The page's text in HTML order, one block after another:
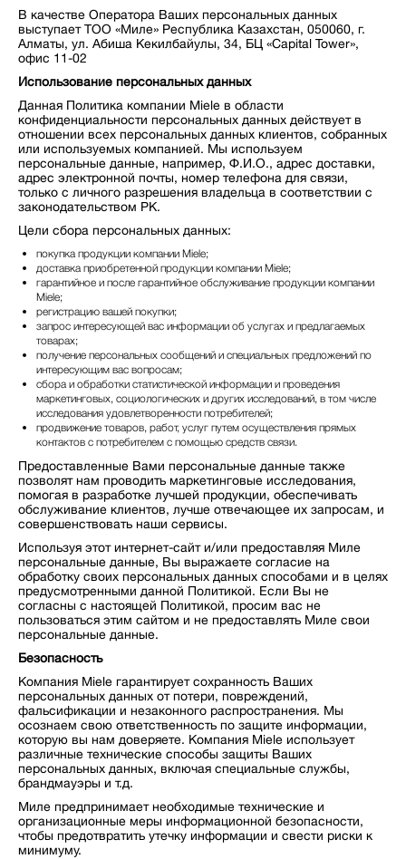
В качестве Оператора Ваших персональных данных
выступает ТОО «Миле» Республика Казахстан, 050060, г.
Алматы, ул. Абиша Кекилбайулы, 34, БЦ «Capital Tower»,
офис 11-02
Использование персональных данных
Данная Политика компании Miele в области
конфиденциальности персональных данных действует в
отношении всех персональных данных клиентов, собранных
или используемых компанией. Мы используем
персональные данные, например, Ф.И.О., адрес доставки,
адрес электронной почты, номер телефона для связи,
только с личного разрешения владельца в соответствии с
законодательством РК.
Цели сбора персональных данных:
покупка продукции компании Miele;
доставка приобретенной продукции компании Miele;
гарантийное и после гарантийное обслуживание продукции компании
Miele;
регистрацию вашей покупки;
запрос интересующей вас информации об услугах и предлагаемых
товарах;
получение персональных сообщений и специальных предложений по
интересующим вас вопросам;
сбора и обработки статистической информации и проведения
маркетинговых, социологических и других исследований, в том числе
исследования удовлетворенности потребителей;
продвижение товаров, работ, услуг путем осуществления прямых
контактов с потребителем с помощью средств связи.
Предоставленные Вами персональные данные также
позволят нам проводить маркетинговые исследования,
помогая в разработке лучшей продукции, обеспечивать
обслуживание клиентов, лучше отвечающее их запросам, и
совершенствовать наши сервисы.
Используя этот интернет-сайт и/или предоставляя Миле
персональные данные, Вы выражаете согласие на
обработку своих персональных данных способами и в целях
предусмотренными данной Политикой. Если Вы не
согласны с настоящей Политикой, просим вас не
пользоваться этим сайтом и не предоставлять Миле свои
персональные данные.
Безопасность
Компания Miele гарантирует сохранность Ваших
персональных данных от потери, повреждений,
фальсификации и незаконного распространения. Мы
осознаем свою ответственность по защите информации,
которую вы нам доверяете. Компания Miele использует
различные технические способы защиты Ваших
персональных данных, включая специальные службы,
брандмауэры и т.д.
Миле предпринимает необходимые технические и
организационные меры информационной безопасности,
чтобы предотвратить утечку информации и свести риски к
минимуму.